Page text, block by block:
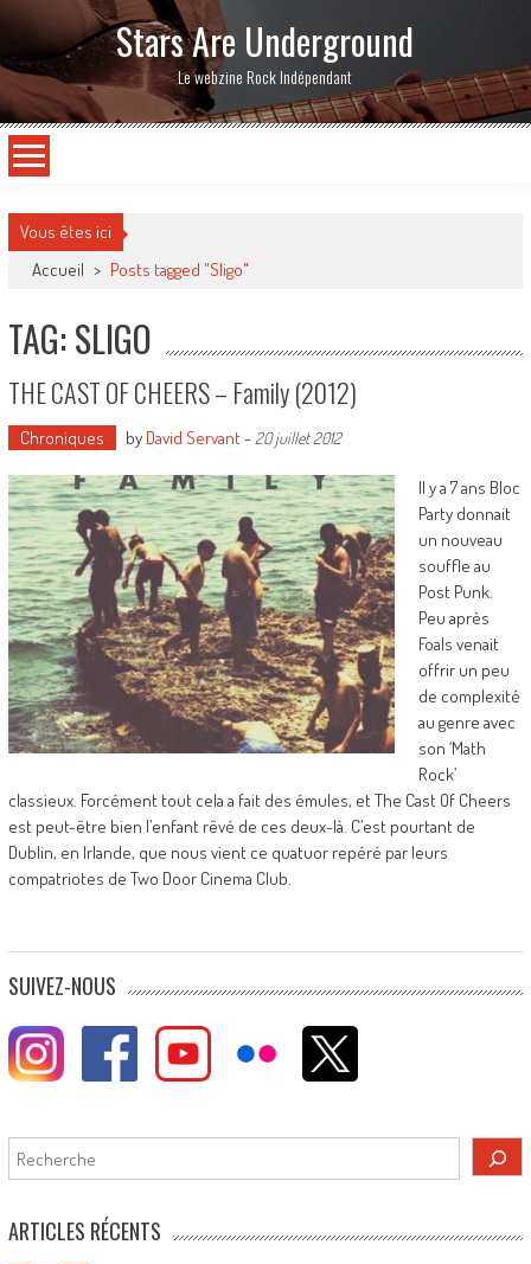
Stars Are Underground
Le webzine Rock Indépendant
Vous êtes ici
Accueil > Posts tagged "Sligo"
TAG: SLIGO
THE CAST OF CHEERS – Family (2012)
Chroniques by David Servant- 20 juillet 2012
Il y a 7 ans Bloc
Party donnait
un nouveau
souffle au
Post Punk.
Peu après
Foals venait
offrir un peu
de complexité
au genre avec
son ‘Math
Rock’
classieux. Forcément tout cela a fait des émules, et The Cast Of Cheers
est peut-être bien l’enfant rêvé de ces deux-là. C’est pourtant de
Dublin, en Irlande, que nous vient ce quatuor repéré par leurs
compatriotes de Two Door Cinema Club.
SUIVEZ-NOUS
Rechercher
ARTICLES RÉCENTS